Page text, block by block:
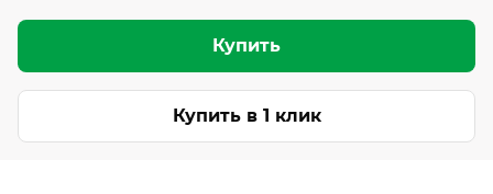
Купить
Купить в 1 клик